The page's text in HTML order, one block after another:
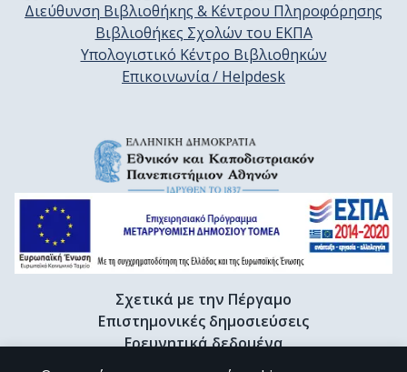
Διεύθυνση Βιβλιοθήκης & Κέντρου Πληροφόρησης
Βιβλιοθήκες Σχολών του ΕΚΠΑ
Υπολογιστικό Κέντρο Βιβλιοθηκών
Επικοινωνία / Helpdesk
Σχετικά με την Πέργαμο
Επιστημονικές δημοσιεύσεις
Ερευνητικά δεδομένα
Διδακτορικές διατριβές & Γκρίζα βιβλιογραφία